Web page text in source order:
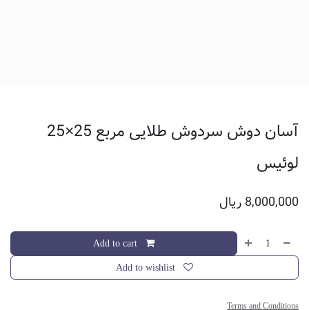
آسان دوش سردوش طلایی مربع 25×25
لوئیس
8,000,000 ریال
Add to cart
Add to wishlist
Terms and Conditions